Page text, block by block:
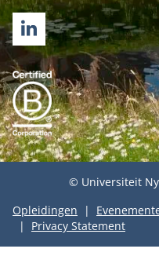
LINKEDIN
© Universiteit
Opleidingen
Privacy Statement